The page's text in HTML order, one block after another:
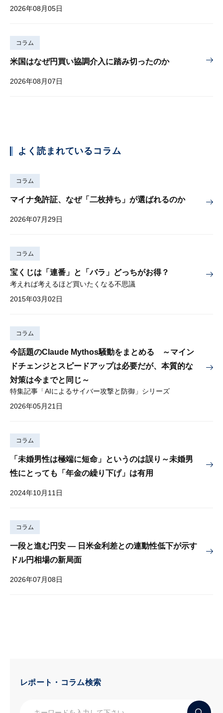
2026年08月05日
コラム
米国はなぜ円買い協調介入に踏み切ったのか
2026年08月07日
よく読まれているコラム
コラム
マイナ免許証、なぜ「二枚持ち」が選ばれるのか
2026年07月29日
コラム
宝くじは「連番」と「バラ」どっちがお得？
考えれば考えるほど買いたくなる不思議
2015年03月02日
コラム
今話題のClaude Mythos騒動をまとめる ～マイン
ドチェンジとスピードアップは必要だが、本質的な
対策は今までと同じ～
特集記事「AIによるサイバー攻撃と防御」シリーズ
2026年05月21日
コラム
「未婚男性は極端に短命」というのは誤り～未婚男
性にとっても「年金の繰り下げ」は有用
2024年10月11日
コラム
一段と進む円安 — 日米金利差との連動性低下が示す
ドル円相場の新局面
2026年07月08日
レポート・コラム検索